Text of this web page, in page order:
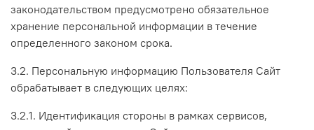
законодательством предусмотрено обязательное
хранение персональной информации в течение
определенного законом срока.
3.2. Персональную информацию Пользователя Сайт
обрабатывает в следующих целях:
3.2.1. Идентификация стороны в рамках сервисов,